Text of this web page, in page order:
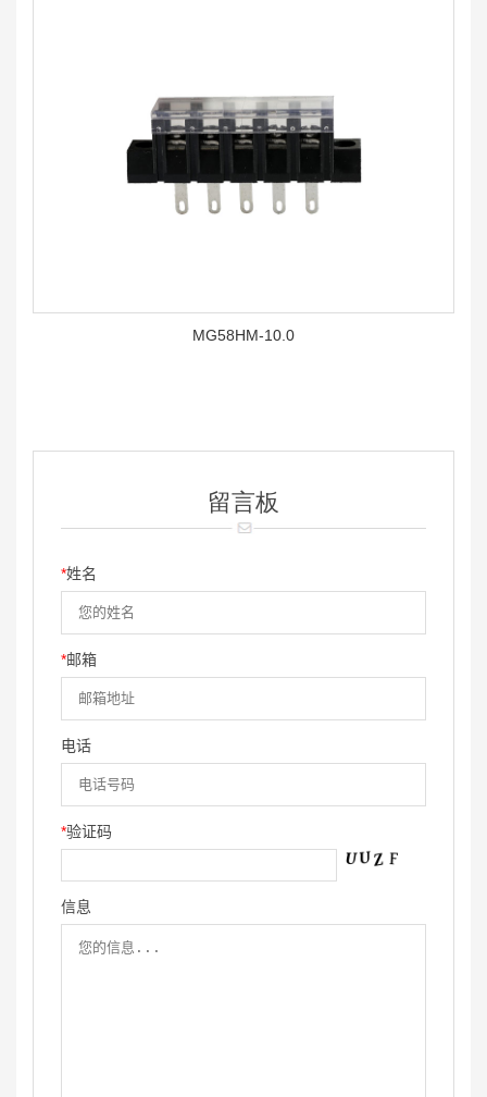
MG58HM-10.0
留言板
*姓名
*邮箱
电话
*验证码
信息